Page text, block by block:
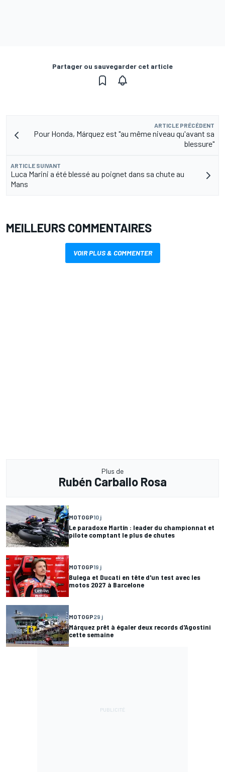
Partager ou sauvegarder cet article
ARTICLE PRÉCÉDENT
Pour Honda, Márquez est "au même niveau qu'avant sa
blessure"
ARTICLE SUIVANT
Luca Marini a été blessé au poignet dans sa chute au
Mans
MEILLEURS COMMENTAIRES
VOIR PLUS & COMMENTER
Plus de
Rubén Carballo Rosa
MOTOGP10 j
Le paradoxe Martín : leader du championnat et
pilote comptant le plus de chutes
MOTOGP19 j
Bulega et Ducati en tête d'un test avec les
motos 2027 à Barcelone
MOTOGP29 j
Márquez prêt à égaler deux records d'Agostini
cette semaine